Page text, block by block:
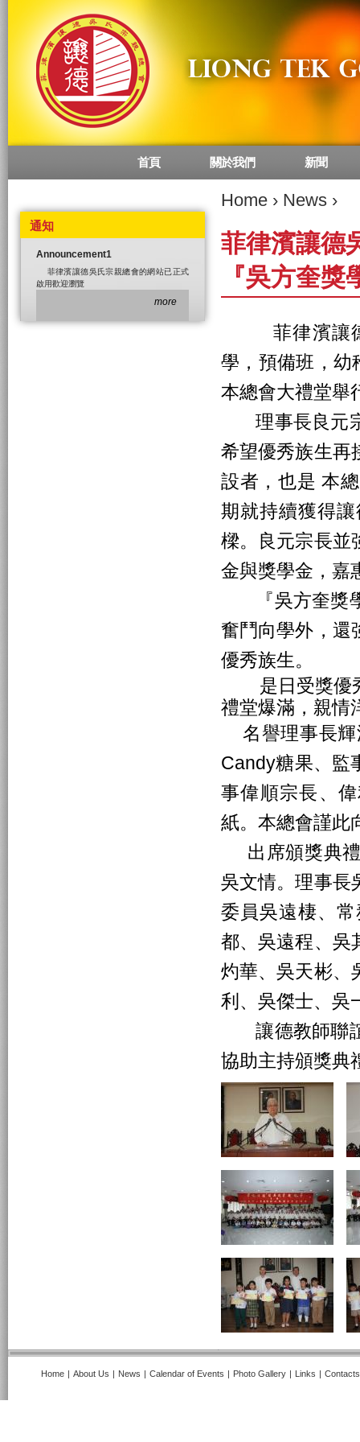
Home › News ›
菲律濱讓德
『吳方奎
菲律濱讓德
學，預備班，幼
本總會大禮堂舉
理事長良元宗
希望優秀族生再
設者，也是 本
期就持續獲得
樑。良元宗長並
金與獎學金，
『吳方奎獎學
奮鬥向學外，還
優秀族生。
是日受獎優秀
禮堂爆滿，親情
名譽理事長輝
Candy糖果、監
事偉順宗長、
紙。本總會謹此
出席頒獎典禮
吳文情。理事長
委員吳遠棲、
都、吳遠程、吳
灼華、吳天彬、
利、吳傑士、
讓德教師聯誼
協助主持頒獎典
首頁 關於我們 新聞
通知
Announcement1
菲律濱讓德吳氏宗親總會的網站已正式
啟用歡迎瀏覽
more
Home | About Us | News | Calendar of Events | Photo Gallery | Links | Contacts